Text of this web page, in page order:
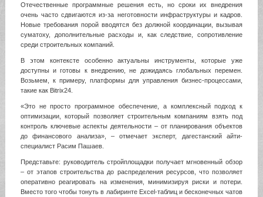
Отечественные программные решения есть, но сроки их внедрения
очень часто сдвигаются из-за неготовности инфраструктуры и кадров.
Новые требования порой вводятся без должной координации, вызывая
суматоху, дополнительные расходы и, как следствие, сопротивление
среди строительных компаний.
В этом контексте особенно актуальны инструменты, которые уже
доступны и готовы к внедрению, не дожидаясь глобальных перемен.
Возьмем, к примеру, платформы для управления бизнес-процессами,
такие как Bitrix24.
«Это не просто программное обеспечение, а комплексный подход к
оптимизации, который позволяет строительным компаниям взять под
контроль ключевые аспекты деятельности – от планирования объектов
до финансового анализа», – отмечает эксперт, дагестанский айти-
специалист Расим Пашаев.
Представьте: руководитель стройплощадки получает мгновенный обзор
– от этапов строительства до распределения ресурсов, что позволяет
оперативно реагировать на изменения, минимизируя риски и потери.
Вместо того чтобы тонуть в лабиринте Excel-таблиц и бесконечных чатов